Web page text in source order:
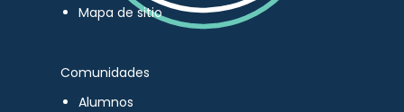
Mapa de sitio
Comunidades
Alumnos